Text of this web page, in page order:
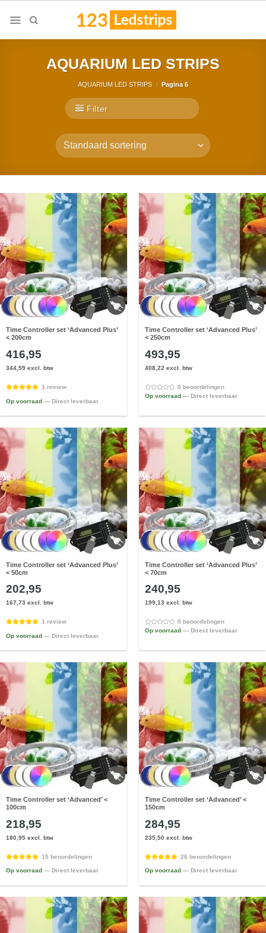
AQUARIUM LED STRIPS
AQUARIUM LED STRIPS / Pagina 6
Filter
Time Controller set ‘Advanced Plus’
< 200cm
416,95
344,59 excl. btw
1 review
Op voorraad — Direct leverbaar
Time Controller set ‘Advanced Plus’
< 250cm
493,95
408,22 excl. btw
0 beoordelingen
Op voorraad — Direct leverbaar
Time Controller set ‘Advanced Plus’
< 50cm
202,95
167,73 excl. btw
1 review
Op voorraad — Direct leverbaar
Time Controller set ‘Advanced Plus’
< 70cm
240,95
199,13 excl. btw
0 beoordelingen
Op voorraad — Direct leverbaar
Time Controller set ‘Advanced’ <
100cm
218,95
180,95 excl. btw
15 beoordelingen
Op voorraad — Direct leverbaar
Time Controller set ‘Advanced’ <
150cm
284,95
235,50 excl. btw
26 beoordelingen
Op voorraad — Direct leverbaar